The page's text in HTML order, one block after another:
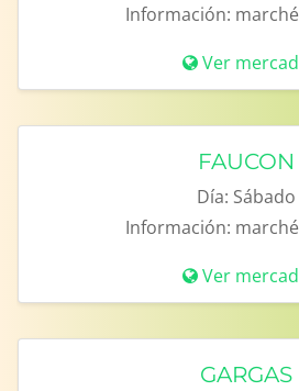
Información:
Ver
FAUCON
Día: Sábado
Información:
Ver
GARGAS